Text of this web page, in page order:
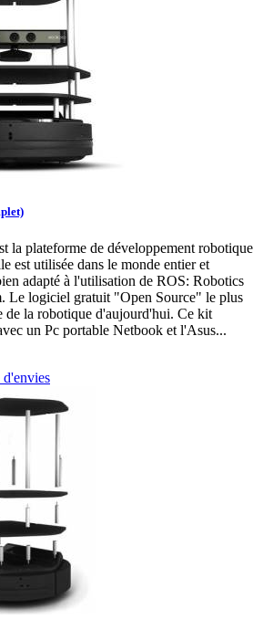
la plateforme de développement robotique
est utilisée dans le monde entier et
adapté à l'utilisation de ROS: Robotics
Le logiciel gratuit "Open Source" le plus
de la robotique d'aujourd'hui. Ce kit
un Pc portable Netbook et l'Asus...